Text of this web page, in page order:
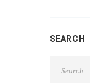
SEARCH